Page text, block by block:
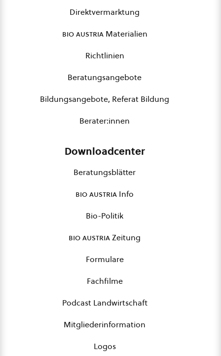
Direktvermarktung
bio austriaMaterialien
Richtlinien
Beratungsangebote
Bildungsangebote, Referat Bildung
Berater:innen
Downloadcenter
Beratungsblätter
bio austria Info
Bio-Politik
bio austriaZeitung
Formulare
Fachfilme
Podcast Landwirtschaft
Mitgliederinformation
Logos